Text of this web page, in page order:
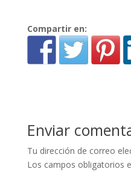
Compartir en:
Enviar
Tu dirección de correo
Los campos obligatorios